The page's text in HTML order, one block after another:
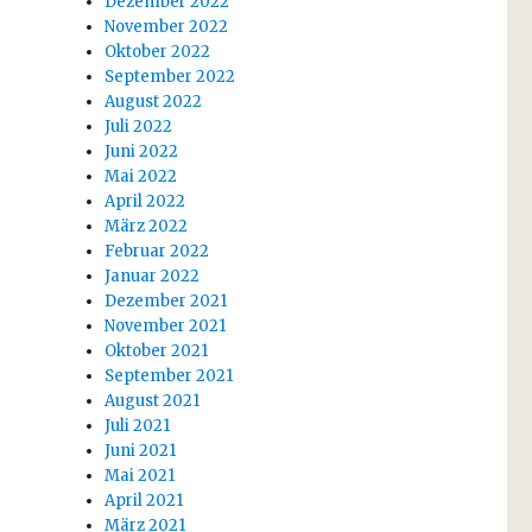
November 2022
Oktober 2022
September 2022
August 2022
Juli 2022
Juni 2022
Mai 2022
April 2022
März 2022
Februar 2022
Januar 2022
Dezember 2021
November 2021
Oktober 2021
September 2021
August 2021
Juli 2021
Juni 2021
Mai 2021
April 2021
März 2021